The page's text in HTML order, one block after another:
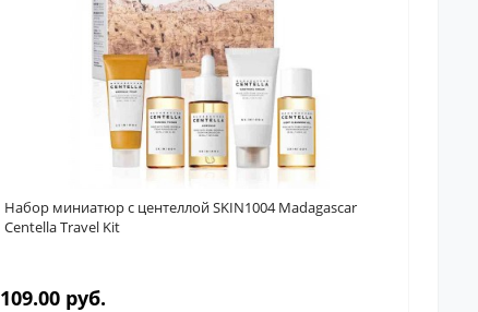
Набор миниатюр с центеллой SKIN1004 Madagascar
Centella Travel Kit
109.00 руб.